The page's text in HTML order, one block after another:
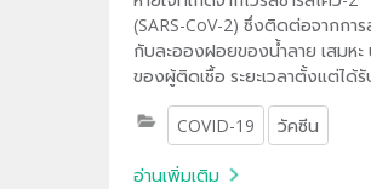
(SARS-CoV-2) ซึ่งติดต่อจากกา
กับละอองฝอยของน้ำลาย เสมหะ
ของผู้ติดเชื้อ ระยะเวลาตั้งแต่ได้รั
จนถึงเริ่มมีอาการป่วยประมาณ 2-
วัน
COVID-19 วัคซีน
อ่านเพิ่มเติม